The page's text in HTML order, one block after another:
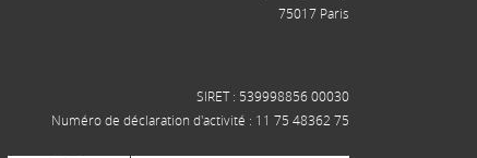
75017 Paris
SIRET : 539998856 00030
Numéro de déclaration d'activité : 11 75 48362 75